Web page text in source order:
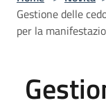
Gestione delle
per la